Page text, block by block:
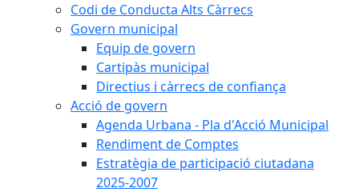
Codi de Conducta Alts Càrrecs
Govern municipal
Equip de govern
Cartipàs municipal
Directius i càrrecs de confiança
Acció de govern
Agenda Urbana - Pla d'Acció Municipal
Rendiment de Comptes
Estratègia de participació ciutadana
2025-2007